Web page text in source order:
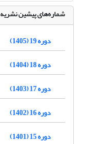
شماره‌های پیشین نشریه
دوره 19 (1405)
دوره 18 (1404)
دوره 17 (1403)
دوره 16 (1402)
دوره 15 (1401)